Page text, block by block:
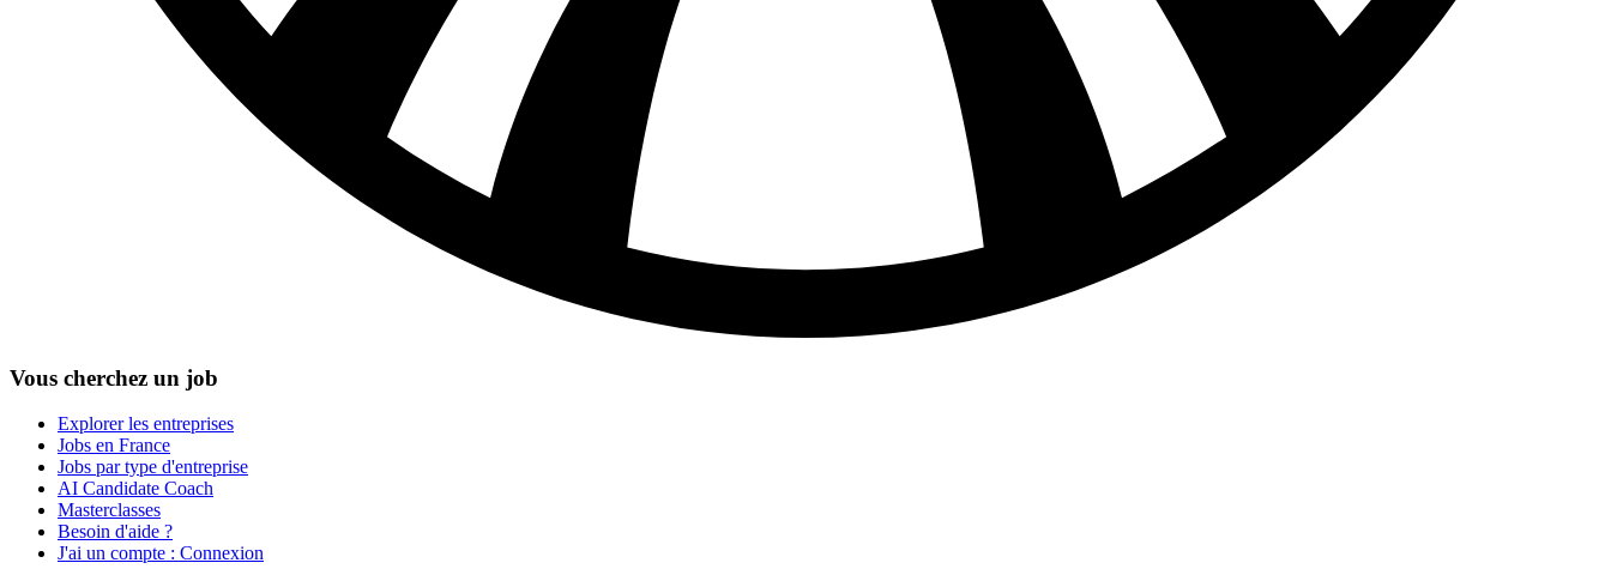
Vous cherchez un job
Explorer les entreprises
Jobs en France
Jobs par type d'entreprise
AI Candidate Coach
Masterclasses
Besoin d'aide ?
J'ai un compte : Connexion